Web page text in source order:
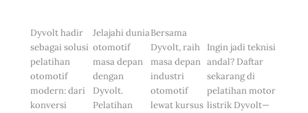
Dyvolt hadir
sebagai solusi
pelatihan
otomotif
modern: dari
konversi
Jelajahi dunia
otomotif
masa depan
dengan
Dyvolt.
Pelatihan
Bersama
Dyvolt, raih
masa depan
industri
otomotif
lewat kursus
Ingin jadi teknisi
andal? Daftar
sekarang di
pelatihan motor
listrik Dyvolt—